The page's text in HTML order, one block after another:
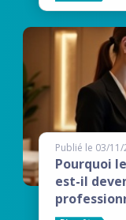
Publié le 03/11/
Pourquoi
est-il